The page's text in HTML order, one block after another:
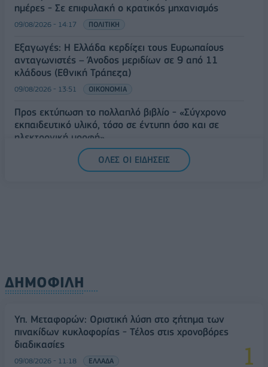
ημέρες - Σε επιφυλακή ο κρατικός μηχανισμός
09/08/2026 - 14:17 ΠΟΛΙΤΙΚΗ
Εξαγωγές: Η Ελλάδα κερδίζει τους Ευρωπαίους
ανταγωνιστές – Άνοδος μεριδίων σε 9 από 11
κλάδους (Εθνική Τράπεζα)
09/08/2026 - 13:51 ΟΙΚΟΝΟΜΙΑ
Προς εκτύπωση το πολλαπλό βιβλίο - «Σύγχρονο
εκπαιδευτικό υλικό, τόσο σε έντυπη όσο και σε
ηλεκτρονική μορφή»
ΟΛΕΣ ΟΙ ΕΙΔΗΣΕΙΣ
ΔΗΜΟΦΙΛΗ
Υπ. Μεταφορών: Οριστική λύση στο ζήτημα των
πινακίδων κυκλοφορίας - Τέλος στις χρονοβόρες
διαδικασίες
09/08/2026 - 11:18 ΕΛΛΑΔΑ